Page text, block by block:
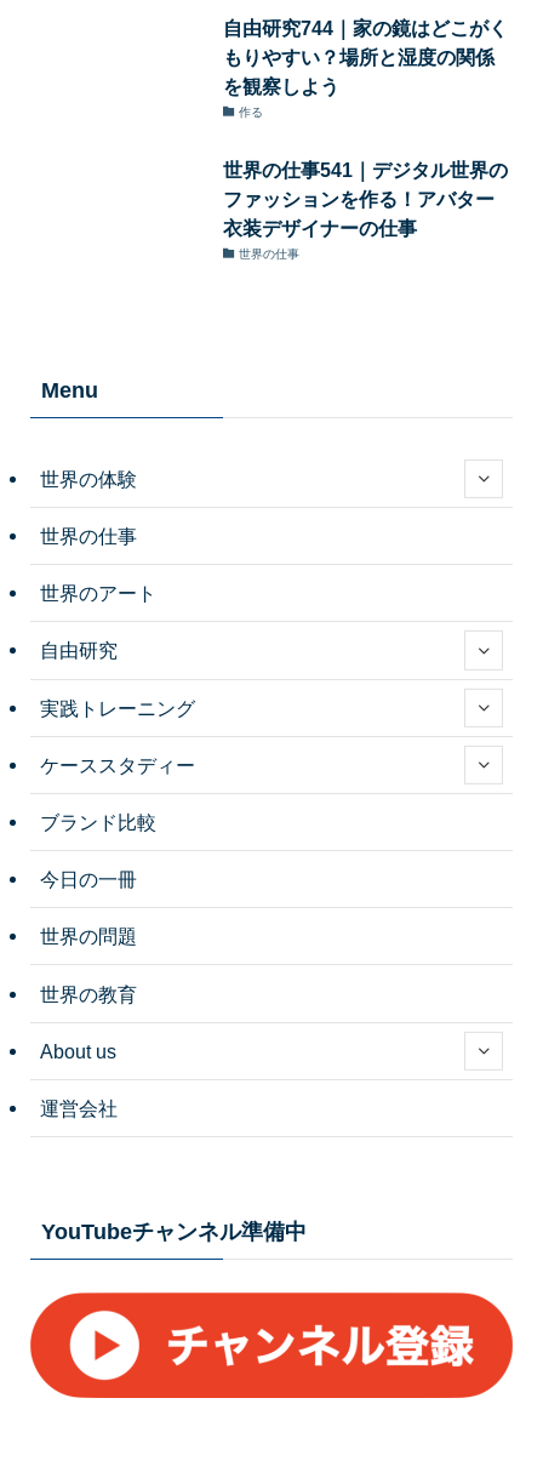
自由研究744｜家の鏡はどこがく
もりやすい？場所と湿度の関係
を観察しよう
作る
世界の仕事541｜デジタル世界の
ファッションを作る！アバター
衣装デザイナーの仕事
世界の仕事
Menu
世界の体験
世界の仕事
世界のアート
自由研究
実践トレーニング
ケーススタディー
ブランド比較
今日の一冊
世界の問題
世界の教育
About us
運営会社
YouTubeチャンネル準備中